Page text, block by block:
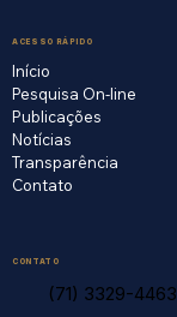
ACESSO RÁPIDO
Início
Pesquisa On-line
Publicações
Notícias
Transparência
Contato
CONTATO
(71) 3329-4463